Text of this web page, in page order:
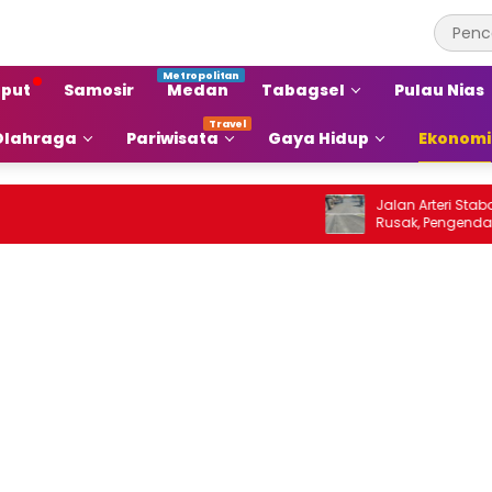
Samosir Medan Tabagsel Pulau Nias
Pariwisata Gaya Hidup Ekonomi
Jalan Arteri Stabat–Pangkalan
Rusak, Pengendara Terancam